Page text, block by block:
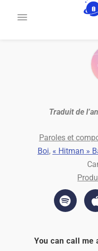
Traduit de
Paroles et
Boi, « Hitman »
You can call